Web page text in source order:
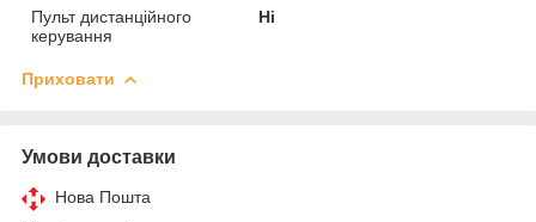
Пульт дистанційного
керування
Ні
Приховати
Умови доставки
Нова Пошта